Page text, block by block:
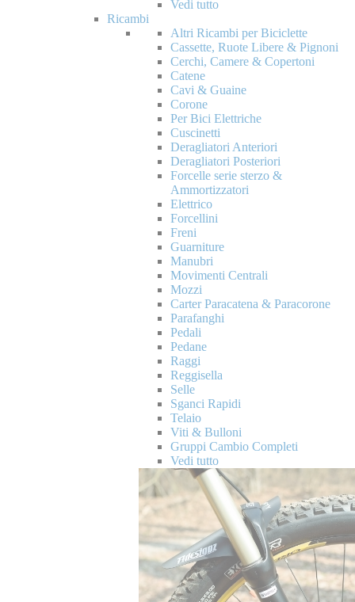
Vedi tutto
Ricambi
Altri Ricambi per Biciclette
Cassette, Ruote Libere & Pignoni
Cerchi, Camere & Copertoni
Catene
Cavi & Guaine
Corone
Per Bici Elettriche
Cuscinetti
Deragliatori Anteriori
Deragliatori Posteriori
Forcelle serie sterzo &
Ammortizzatori
Elettrico
Forcellini
Freni
Guarniture
Manubri
Movimenti Centrali
Mozzi
Carter Paracatena & Paracorone
Parafanghi
Pedali
Pedane
Raggi
Reggisella
Selle
Sganci Rapidi
Telaio
Viti & Bulloni
Gruppi Cambio Completi
Vedi tutto